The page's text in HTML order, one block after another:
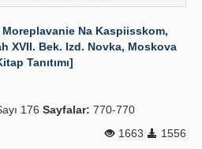
Moreplavanie Na Kaspiisskom,
XVII. Bek. Izd. Novka, Moskova
Tanıtımı]
176 Sayfalar: 770-770
1663
1556